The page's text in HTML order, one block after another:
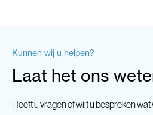
Kunnen wij u helpen?
Laat het ons
Heeft u vragen of wilt u bespreken